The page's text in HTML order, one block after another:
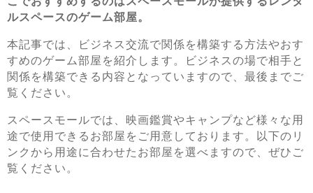
ルスペースのゲーム部屋。
本記事では、ビジネス交流で関係を構築する方法やおす
すめのゲーム部屋を紹介します。ビジネスの場で相手と
関係を構築できる内容となっていますので、最後までご
覧ください。
スペースモールでは、映画鑑賞やキャンプなど様々な用
途で使用できるお部屋をご用意しております。以下のリ
ンクから用途に合わせたお部屋を選べますので、ぜひご
覧ください。